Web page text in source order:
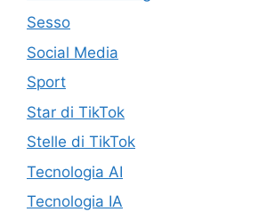
Sesso
Social Media
Sport
Star di TikTok
Stelle di TikTok
Tecnologia AI
Tecnologia IA